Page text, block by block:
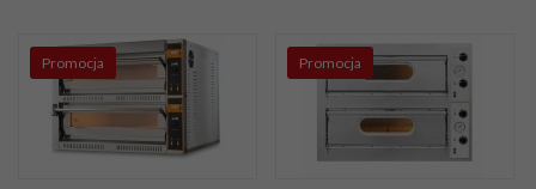
Promocja Promocja